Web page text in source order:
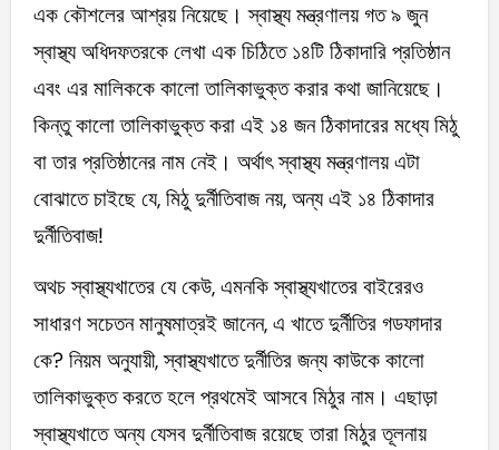
এক কৌশলের আশ্রয় নিয়েছে। স্বাস্থ্য মন্ত্রণালয় গত ৯ জুন
স্বাস্থ্য অধিদফতরকে লেখা এক চিঠিতে ১৪টি ঠিকাদারি প্রতিষ্ঠান
এবং এর মালিককে কালো তালিকাভুক্ত করার কথা জানিয়েছে।
কিন্তু কালো তালিকাভুক্ত করা এই ১৪ জন ঠিকাদারের মধ্যে মিঠু
বা তার প্রতিষ্ঠানের নাম নেই। অর্থাৎ স্বাস্থ্য মন্ত্রণালয় এটা
বোঝাতে চাইছে যে, মিঠু দুর্নীতিবাজ নয়, অন্য এই ১৪ ঠিকাদার
দুর্নীতিবাজ!
অথচ স্বাস্থ্যখাতের যে কেউ, এমনকি স্বাস্থ্যখাতের বাইরেরও
সাধারণ সচেতন মানুষমাত্রই জানেন, এ খাতে দুর্নীতির গডফাদার
কে? নিয়ম অনুযায়ী, স্বাস্থ্যখাতে দুর্নীতির জন্য কাউকে কালো
তালিকাভুক্ত করতে হলে প্রথমেই আসবে মিঠুর নাম। এছাড়া
স্বাস্থ্যখাতে অন্য যেসব দুর্নীতিবাজ রয়েছে তারা মিঠুর তূলনায়